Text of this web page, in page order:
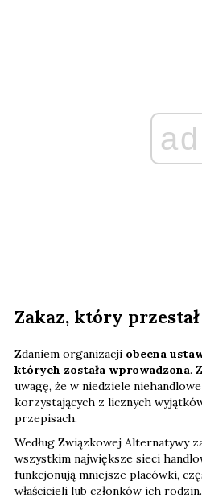
ad
Zakaz, który przestał
Zdaniem organizacji obecna
których została wprowadzona.
uwagę, że w niedziele
korzystających z licznych
przepisach.
Według Związkowej Alternatywy
wszystkim największe sieci
funkcjonują mniejsze placówki,
właścicieli lub członków ich rodzin.